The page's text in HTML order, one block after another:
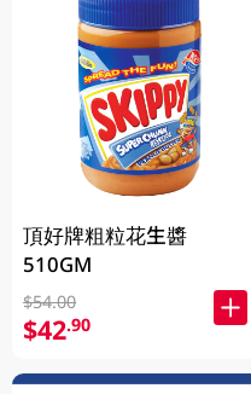
頂好牌粗粒花生醬
510GM
$54.00
$42.90